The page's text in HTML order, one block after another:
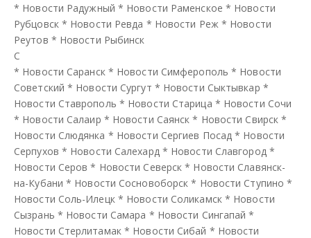
* Новости Радужный * Новости Раменское * Новости
Рубцовск * Новости Ревда * Новости Реж * Новости
Реутов * Новости Рыбинск
С
* Новости Саранск * Новости Симферополь * Новости
Советский * Новости Сургут * Новости Сыктывкар *
Новости Ставрополь * Новости Старица * Новости Сочи
* Новости Салаир * Новости Саянск * Новости Свирск *
Новости Слюдянка * Новости Сергиев Посад * Новости
Серпухов * Новости Салехард * Новости Славгород *
Новости Серов * Новости Северск * Новости Славянск-
на-Кубани * Новости Сосновоборск * Новости Ступино *
Новости Соль-Илецк * Новости Соликамск * Новости
Сызрань * Новости Самара * Новости Сингапай *
Новости Стерлитамак * Новости Сибай * Новости